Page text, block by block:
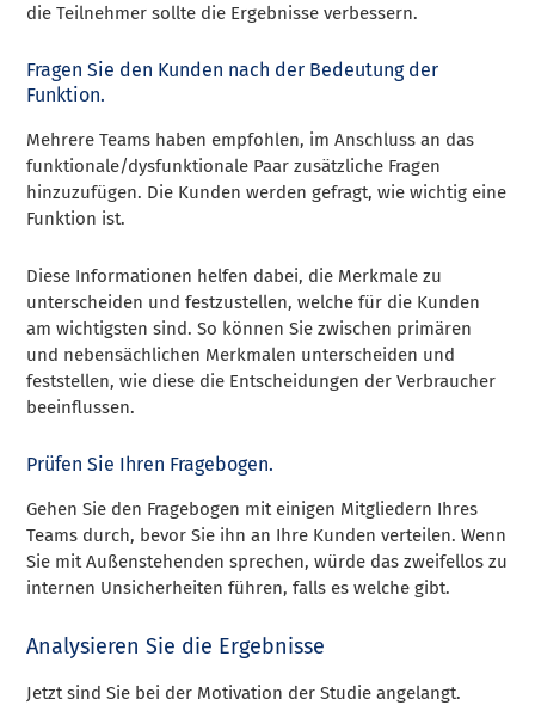
die Teilnehmer sollte die Ergebnisse verbessern.
Fragen Sie den Kunden nach der Bedeutung der
Funktion.
Mehrere Teams haben empfohlen, im Anschluss an das
funktionale/dysfunktionale Paar zusätzliche Fragen
hinzuzufügen. Die Kunden werden gefragt, wie wichtig eine
Funktion ist.
Diese Informationen helfen dabei, die Merkmale zu
unterscheiden und festzustellen, welche für die Kunden
am wichtigsten sind. So können Sie zwischen primären
und nebensächlichen Merkmalen unterscheiden und
feststellen, wie diese die Entscheidungen der Verbraucher
beeinflussen.
Prüfen Sie Ihren Fragebogen.
Gehen Sie den Fragebogen mit einigen Mitgliedern Ihres
Teams durch, bevor Sie ihn an Ihre Kunden verteilen. Wenn
Sie mit Außenstehenden sprechen, würde das zweifellos zu
internen Unsicherheiten führen, falls es welche gibt.
Analysieren Sie die Ergebnisse
Jetzt sind Sie bei der Motivation der Studie angelangt.